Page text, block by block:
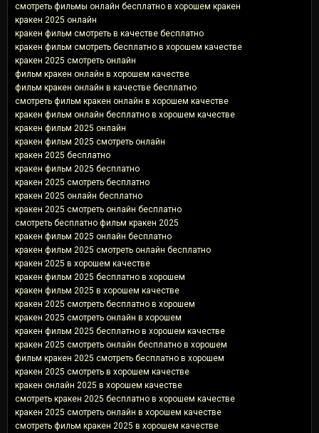
смотреть фильмы онлайн бесплатно в хорошем кракен
кракен 2025 онлайн
кракен фильм смотреть в качестве бесплатно
кракен фильм смотреть бесплатно в хорошем качестве
кракен 2025 смотреть онлайн
фильм кракен онлайн в хорошем качестве
фильм кракен онлайн в качестве бесплатно
смотреть фильм кракен онлайн в хорошем качестве
кракен фильм онлайн бесплатно в хорошем качестве
кракен фильм 2025 онлайн
кракен фильм 2025 смотреть онлайн
кракен 2025 бесплатно
кракен фильм 2025 бесплатно
кракен 2025 смотреть бесплатно
кракен 2025 онлайн бесплатно
кракен 2025 смотреть онлайн бесплатно
смотреть бесплатно фильм кракен 2025
кракен фильм 2025 онлайн бесплатно
кракен фильм 2025 смотреть онлайн бесплатно
кракен 2025 в хорошем качестве
кракен фильм 2025 бесплатно в хорошем
кракен фильм 2025 в хорошем качестве
кракен 2025 смотреть бесплатно в хорошем
кракен 2025 смотреть онлайн в хорошем
кракен фильм 2025 бесплатно в хорошем качестве
кракен 2025 смотреть онлайн бесплатно в хорошем
фильм кракен 2025 смотреть бесплатно в хорошем
кракен 2025 смотреть в хорошем качестве
кракен онлайн 2025 в хорошем качестве
смотреть кракен 2025 бесплатно в хорошем качестве
кракен 2025 смотреть онлайн в хорошем качестве
смотреть фильм кракен 2025 в хорошем качестве